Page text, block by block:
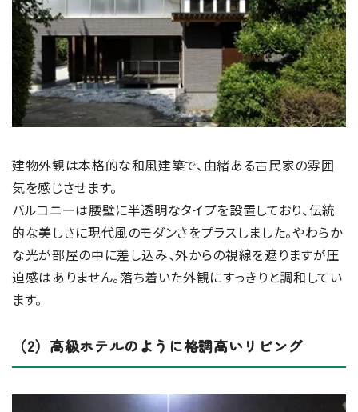
建物外観は本格的な和風建築で、由緒ある古民家の雰囲
気を感じさせます。
バルコニーは腰壁に半透明なタイプを設置しており、伝統
的な美しさに現代風のモダンさをプラスしました。やわらか
な光が部屋の中に差し込み、外からの視線を遮りますが圧
迫感はありません。落ち着いた外観にすっきりと調和してい
ます。
（2）高級ホテルのように格調高いリビング